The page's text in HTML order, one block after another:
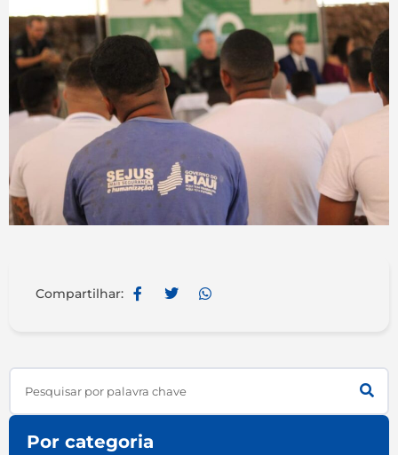
Compartilhar:
Search
Por categoria